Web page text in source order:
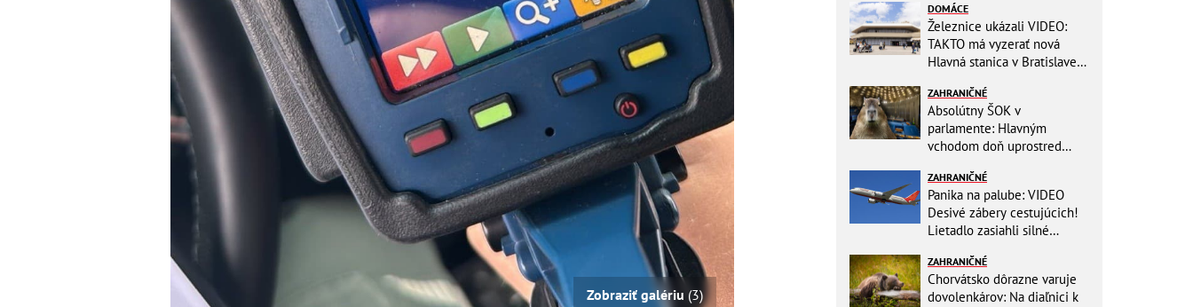
Zobraziť galériu (3)
DOMÁCE
Železnice ukázali VIDEO:
TAKTO má vyzerať nová
Hlavná stanica v Bratislave!
toalety
ZAHRANIČNÉ
Absolútny ŠOK v
parlamente: Hlavným
vchodom doň uprostred
KAPYBARY, kde sa tam
nabrali?
ZAHRANIČNÉ
Panika na palube: VIDEO
Desivé zábery cestujúcich!
Lietadlo zasiahli silné
ZAHRANIČNÉ
Chorvátsko dôrazne varuje
dovolenkárov: Na diaľnici k